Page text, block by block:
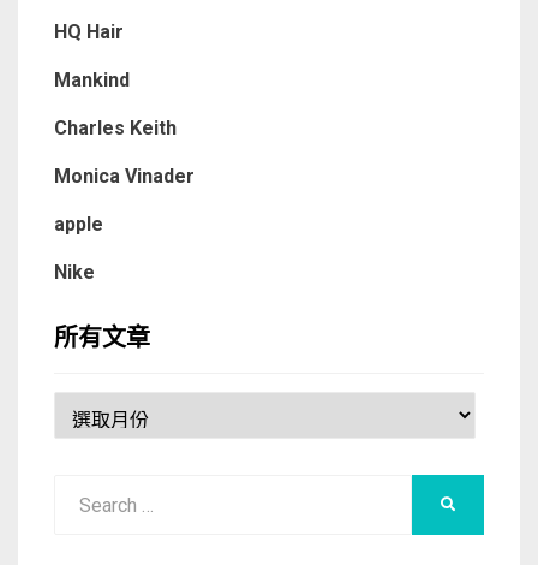
HQ Hair
Mankind
Charles Keith
Monica Vinader
apple
Nike
所有文章
有